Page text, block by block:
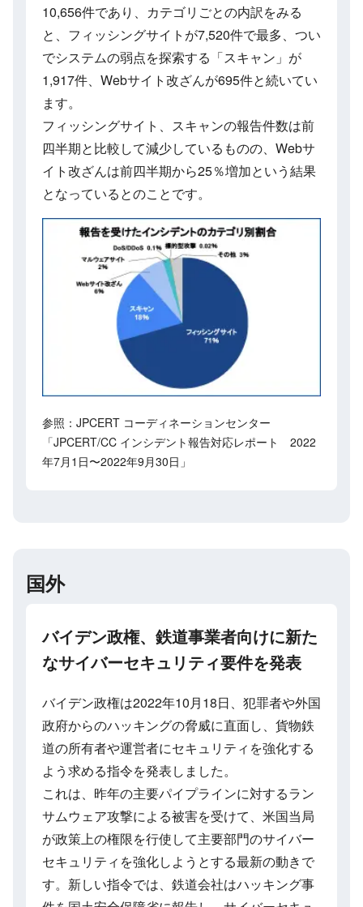
10,656件であり、カテゴリごとの内訳をみる
と、フィッシングサイトが7,520件で最多、つい
でシステムの弱点を探索する「スキャン」が
1,917件、Webサイト改ざんが695件と続いてい
ます。
フィッシングサイト、スキャンの報告件数は前
四半期と比較して減少しているものの、Webサ
イト改ざんは前四半期から25％増加という結果
となっているとのことです。
参照：JPCERT コーディネーションセンター
「JPCERT/CC インシデント報告対応レポート 2022
年7月1日〜2022年9月30日」
国外
バイデン政権、鉄道事業者向けに新た
なサイバーセキュリティ要件を発表
バイデン政権は2022年10月18日、犯罪者や外国
政府からのハッキングの脅威に直面し、貨物鉄
道の所有者や運営者にセキュリティを強化する
よう求める指令を発表しました。
これは、昨年の主要パイプラインに対するラン
サムウェア攻撃による被害を受けて、米国当局
が政策上の権限を行使して主要部門のサイバー
セキュリティを強化しようとする最新の動きで
す。新しい指令では、鉄道会社はハッキング事